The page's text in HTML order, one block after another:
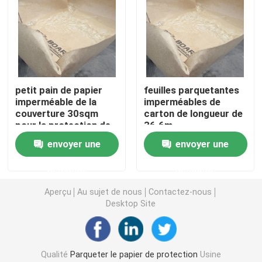
Revêtement de sol protecteur provisoire
Papier noir de carton
Ruban adhésif respirable
Papier de petit pain de emballage
Papier coloré Rolls
Papier réutilisé de carton
petit pain de papier
imperméable de la
couverture 30sqm
pour la protection de
plancher
envoyer une
feuilles parquetantes
imperméables de
carton de longueur de
36.6m
envoyer une
Aperçu Au sujet de nous
Contactez-nous
Desktop Site
Qualité Parqueter le papier de protection Usine